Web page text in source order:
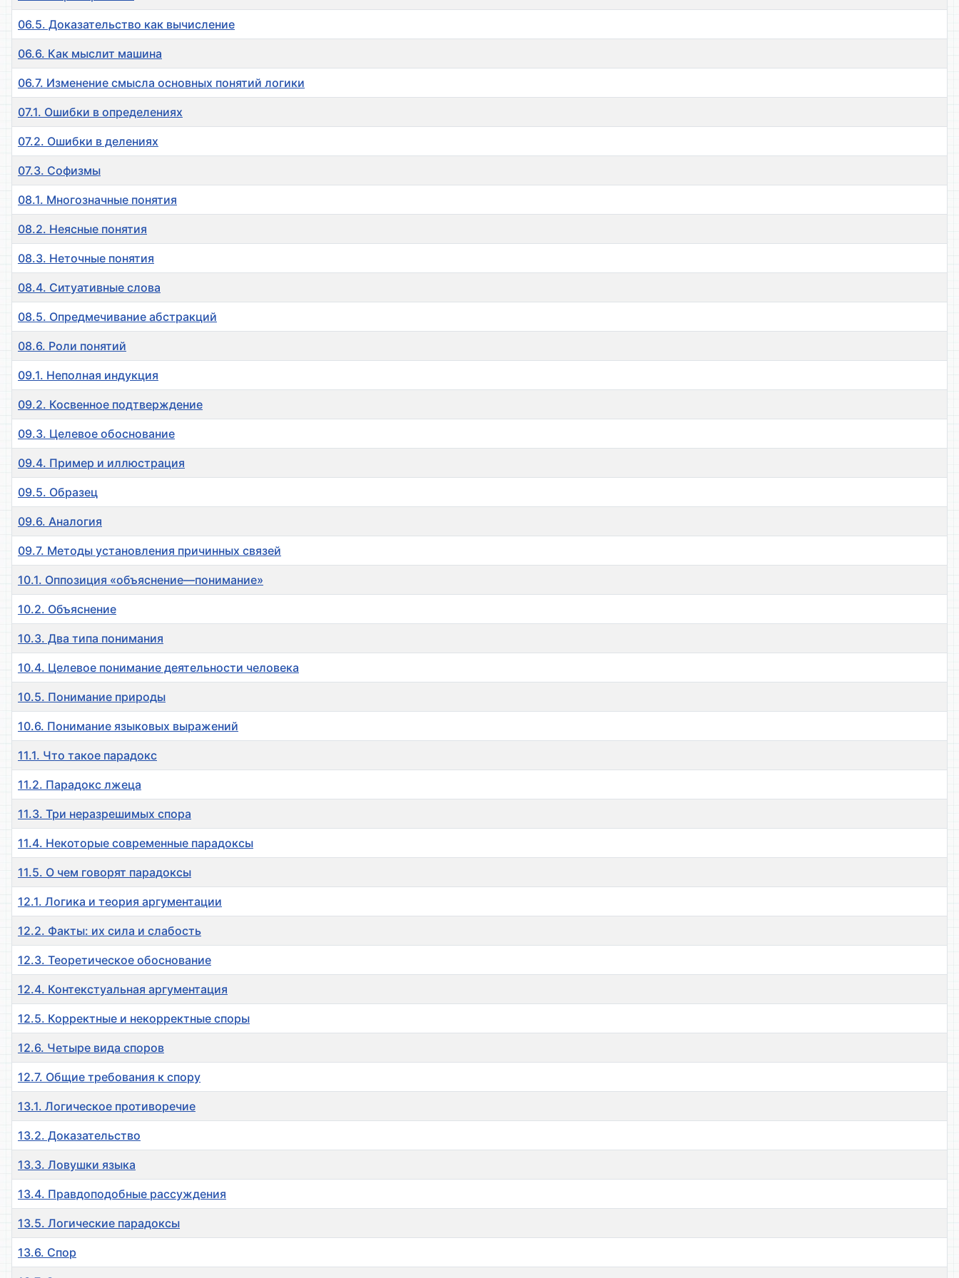
06.5. Доказательство как вычисление
06.6. Как мыслит машина
06.7. Изменение смысла основных понятий логики
07.1. Ошибки в определениях
07.2. Ошибки в делениях
07.3. Софизмы
08.1. Многозначные понятия
08.2. Неясные понятия
08.3. Неточные понятия
08.4. Ситуативные слова
08.5. Опредмечивание абстракций
08.6. Роли понятий
09.1. Неполная индукция
09.2. Косвенное подтверждение
09.3. Целевое обоснование
09.4. Пример и иллюстрация
09.5. Образец
09.6. Аналогия
09.7. Методы установления причинных связей
10.1. Оппозиция «объяснение—понимание»
10.2. Объяснение
10.3. Два типа понимания
10.4. Целевое понимание деятельности человека
10.5. Понимание природы
10.6. Понимание языковых выражений
11.1. Что такое парадокс
11.2. Парадокс лжеца
11.3. Три неразрешимых спора
11.4. Некоторые современные парадоксы
11.5. О чем говорят парадоксы
12.1. Логика и теория аргументации
12.2. Факты: их сила и слабость
12.3. Теоретическое обоснование
12.4. Контекстуальная аргументация
12.5. Корректные и некорректные споры
12.6. Четыре вида споров
12.7. Общие требования к спору
13.1. Логическое противоречие
13.2. Доказательство
13.3. Ловушки языка
13.4. Правдоподобные рассуждения
13.5. Логические парадоксы
13.6. Спор